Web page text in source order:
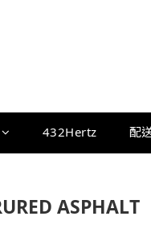
432Hertz 配
ASPHALT